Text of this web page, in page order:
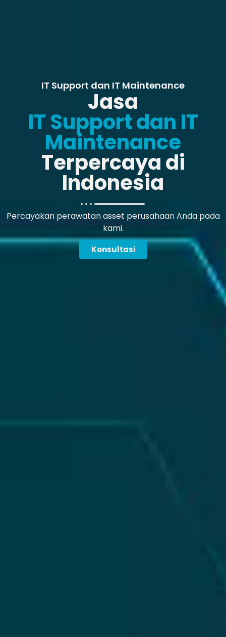
IT Support dan IT Maintenance
Jasa
IT Support dan IT
Maintenance
Terpercaya di
Indonesia
Percayakan perawatan asset perusahaan Anda pada
kami.
Konsultasi